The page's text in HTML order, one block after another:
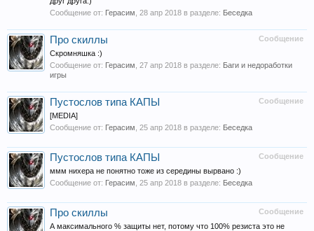
Сообщение от: Герасим 28 апр 2018 в разделе: Беседка
Сообщение
Про скиллы
Скромняшка :)
Сообщение от: Герасим 27 апр 2018 в разделе: Баги и недоработки
игры
Сообщение
Пустослов типа КАПЫ
[MEDIA]
Сообщение от: Герасим 25 апр 2018 в разделе: Беседка
Сообщение
Пустослов типа КАПЫ
ммм нихера не понятно тоже из середины вырвано :)
Сообщение от: Герасим 25 апр 2018 в разделе: Беседка
Сообщение
Про скиллы
А максимального % защиты нет, потому что 100% резиста это не